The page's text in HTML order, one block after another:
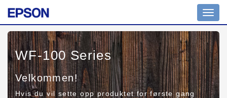
WF-100 Series
Velkommen!
Hvis du vil sette opp produktet for første gang